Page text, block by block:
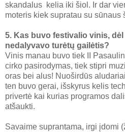
skandalus kelia iki šiol. Ir dar
moteris kiek supratau su sūnaus
5. Kas buvo festivalio vinis,
nedalyvavo turėtų gailėtis?
Vinis manau buvo tiek II
cirko pasirodymas, tiek stipri
oras bei alus! Nuoširdūs
ten buvo gerai, išskyrus kelis
privertė kai kurias programos
atšaukti.
Savaime suprantama, irgi įdomi